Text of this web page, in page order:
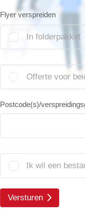
Flyer verspreiden
In folderpakket
Offerte voor
Postcode(s)/
Ik wil een
Versturen